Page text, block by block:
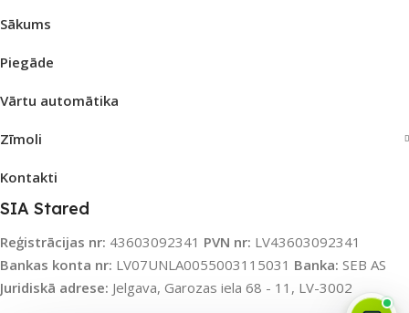
Sākums
Piegāde
Vārtu automātika
Zīmoli
Kontakti
SIA Stared
Reģistrācijas nr: 43603092341 PVN nr: LV43603092341
Bankas konta nr: LV07UNLA0055003115031 Banka: SEB AS
Juridiskā adrese: Jelgava, Garozas iela 68 - 11, LV-3002